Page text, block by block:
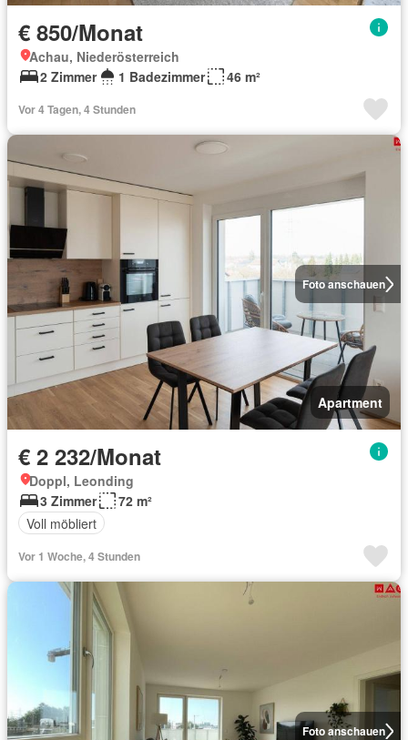
€ 850/Monat
Achau, Niederösterreich
2 Zimmer
1 Badezimmer 46 m²
Vor 4 Tagen, 4 Stunden
Foto anschauen
Apartment
€ 2 232/Monat
Doppl, Leonding
3 Zimmer
72 m²
Voll möbliert
Vor 1 Woche, 4 Stunden
Foto anschauen